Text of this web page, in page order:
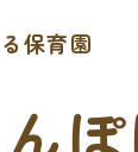
保育園